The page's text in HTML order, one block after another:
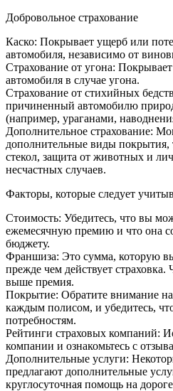
Добровольное страхование
Каско: Покрывает ущерб или
автомобиля, независимо от
Страхование от угона:
автомобиля в случае угона.
Страхование от стихийных
причиненный автомобилю
(например, ураганами,
Дополнительное страхование:
дополнительные виды покрытия,
стекол, защита от животных и
несчастных случаев.
Факторы, которые следует
Стоимость: Убедитесь, что вы
ежемесячную премию и что она
бюджету.
Франшиза: Это сумма, которую
прежде чем действует
выше премия.
Покрытие: Обратите внимание
каждым полисом, и убедитесь,
потребностям.
Рейтинги страховых компаний:
компании и ознакомьтесь с
Дополнительные услуги:
предлагают дополнительные
круглосуточная помощь на